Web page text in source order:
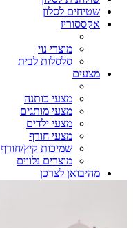
שטיחים לסלון
אקססוריז
מוצרי נוי
סלסלות לבית
מצעים
מצעי כותנה
מצעי מותגים
מצעי ילדים
מצעי חורף
שמיכות קיץ/חורף
מוצרים נלווים
מהיבואן לצרכן